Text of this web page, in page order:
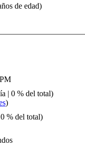
de edad)
| 0 % del total)
)
% del total)